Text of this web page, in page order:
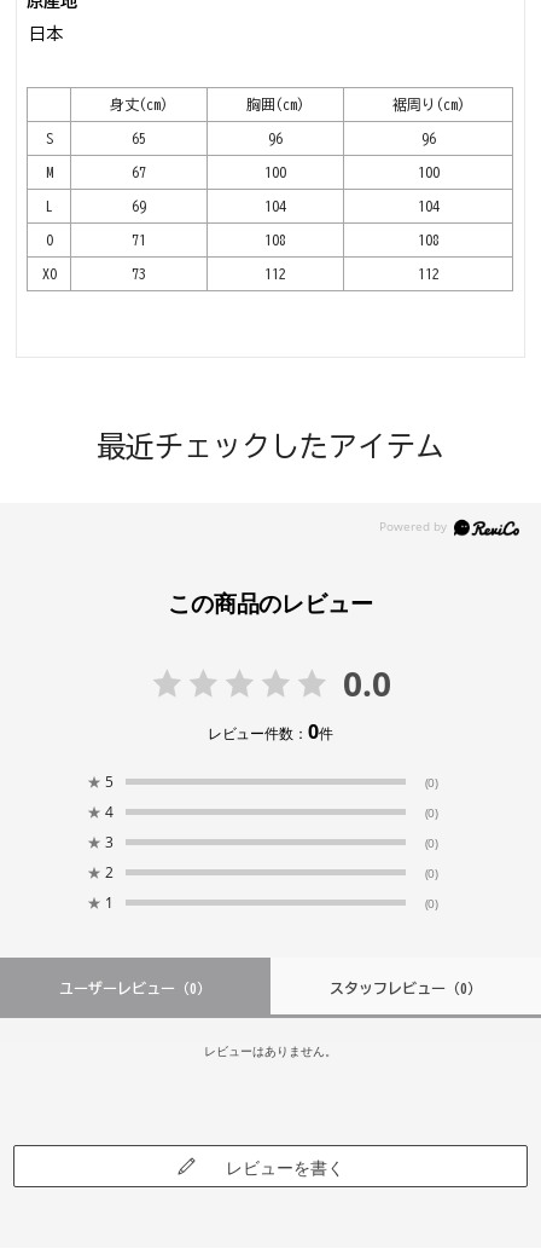
日本
身丈(cm) 胸囲(cm) 裾周り(cm)
S 65 96 96
M 67 100 100
L 69 104 104
O 71 108 108
XO 73 112 112
最近チェックしたアイテム
この商品のレビュー
0.0
レビュー件数：0件
★ 5 (0)
★ 4 (0)
★ 3 (0)
★ 2 (0)
★ 1 (0)
ユーザーレビュー （0） スタッフレビュー（0）
レビューはありません。
レビューを書く